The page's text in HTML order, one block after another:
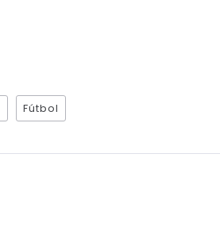
Fútbol